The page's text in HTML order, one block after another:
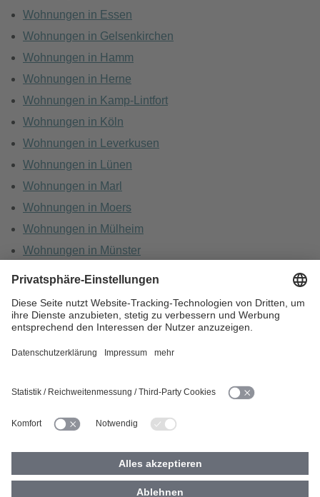
Wohnungen in Essen
Wohnungen in Gelsenkirchen
Wohnungen in Hamm
Wohnungen in Herne
Wohnungen in Kamp-Lintfort
Wohnungen in Köln
Wohnungen in Leverkusen
Wohnungen in Lünen
Wohnungen in Marl
Wohnungen in Moers
Wohnungen in Mülheim
Wohnungen in Münster
HOME KARRIERE
BARRIEREFREIHEIT IMPRESSUM
COOKIES